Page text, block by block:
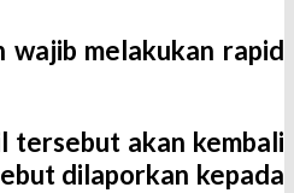
melakukan rapid
tersebut akan kembali
dilaporkan kepada